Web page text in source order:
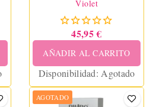
Violet
45,95 €
AÑADIR AL CARRITO
Disponibilidad: Agotado
AGOTADO